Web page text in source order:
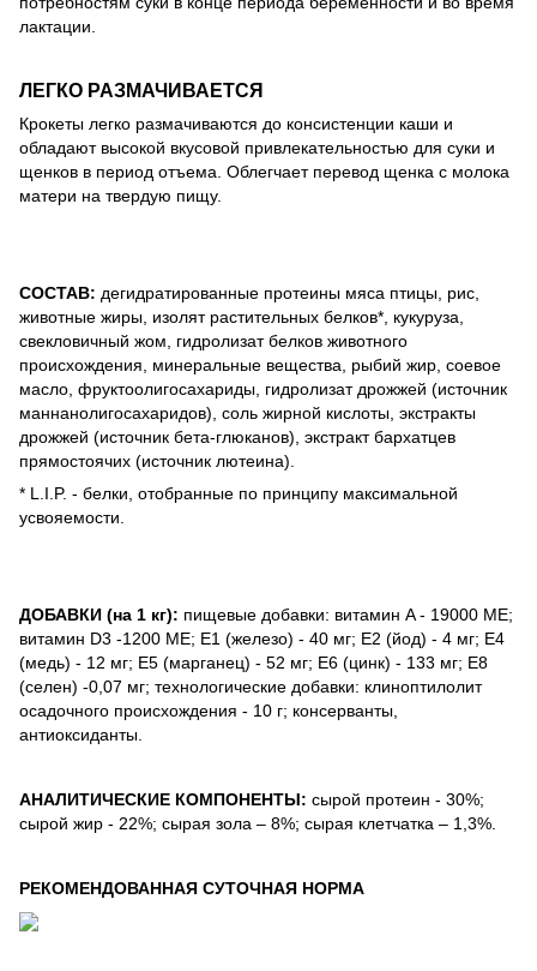
лактации.
ЛЕГКО РАЗМАЧИВАЕТСЯ
Крокеты легко размачиваются до консистенции каши и
обладают высокой вкусовой привлекательностью для суки и
щенков в период отъема. Облегчает перевод щенка с молока
матери на твердую пищу.
СОСТАВ: дегидратированные протеины мяса птицы, рис,
животные жиры, изолят растительных белков*, кукуруза,
свекловичный жом, гидролизат белков животного
происхождения, минеральные вещества, рыбий жир, соевое
масло, фруктоолигосахариды, гидролизат дрожжей (источник
маннанолигосахаридов), соль жирной кислоты, экстракты
дрожжей (источник бета-глюканов), экстракт бархатцев
прямостоячих (источник лютеина).
* L.I.P. - белки, отобранные по принципу максимальной
усвояемости.
ДОБАВКИ (на 1 кг): пищевые добавки: витамин A - 19000 MЕ;
витамин D3 -1200 MЕ; E1 (железо) - 40 мг; E2 (йод) - 4 мг; E4
(медь) - 12 мг; E5 (марганец) - 52 мг; E6 (цинк) - 133 мг; E8
(селен) -0,07 мг; технологические добавки: клиноптилолит
осадочного происхождения - 10 г; консерванты,
антиоксиданты.
АНАЛИТИЧЕСКИЕ КОМПОНЕНТЫ: сырой протеин - 30%;
сырой жир - 22%; сырая зола – 8%; сырая клетчатка – 1,3%.
РЕКОМЕНДОВАННАЯ СУТОЧНАЯ НОРМА